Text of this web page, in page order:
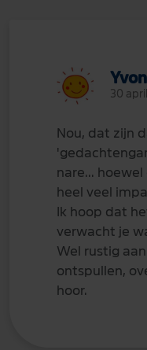
30
Nou, dat zijn
nare...
heel veel
Ik hoop dat
verwacht je
Wel rustig
ontspullen,
hoor.